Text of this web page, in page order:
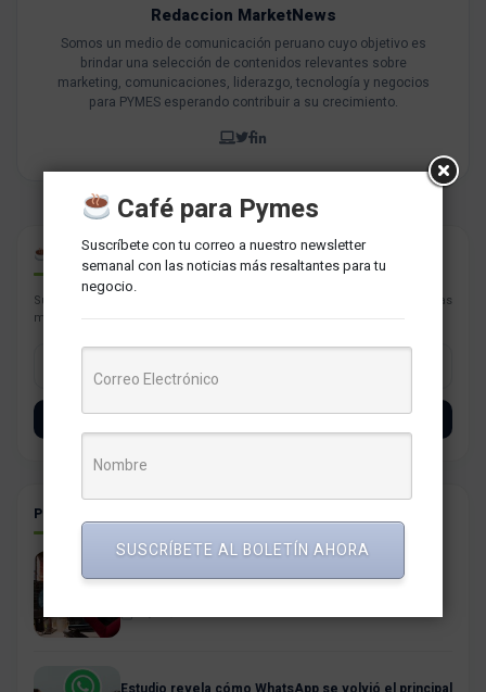
Redaccion MarketNews
Somos un medio de comunicación peruano cuyo objetivo es
brindar una selección de contenidos relevantes sobre
marketing, comunicaciones, liderazgo, tecnología y negocios
para PYMES esperando contribuir a su crecimiento.
CAFÉ PARA PYMES
Suscríbete con tu correo a nuestro newsletter semanal con las noticias
más resaltantes para tu negocio.
SUSCRÍBETE
POSTS RELACIONADOS
La Era Agéntica: cuando la intención reemplaza al
Café para Pymes
Suscríbete con tu correo a nuestro newsletter
semanal con las noticias más resaltantes para tu
negocio.
SUSCRÍBETE AL BOLETÍN AHORA